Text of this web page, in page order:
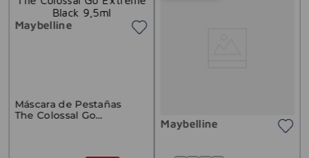
Maybelline
Máscara de Pestañas
The Colossal Go
Maybelline